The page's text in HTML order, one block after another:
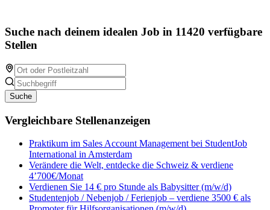
Suche nach deinem idealen Job in 11420 verfügbare
Stellen
Suche
Vergleichbare Stellenanzeigen
Praktikum im Sales Account Management bei StudentJob
International in Amsterdam
Verändere die Welt, entdecke die Schweiz & verdiene
4’700€/Monat
Verdienen Sie 14 € pro Stunde als Babysitter (m/w/d)
Studentenjob / Nebenjob / Ferienjob – verdiene 3500 € als